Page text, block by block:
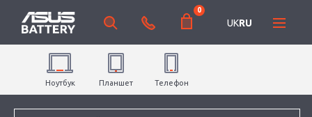
0
UKRU
Ноутбук Планшет Телефон